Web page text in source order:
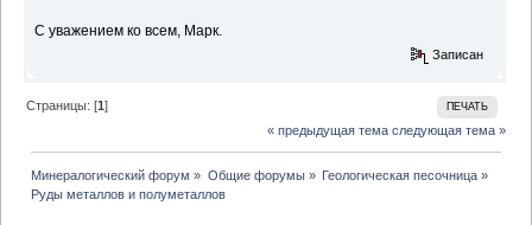
С уважением ко всем, Марк.
Записан
ПЕЧАТЬ
Страницы: [1]
« предыдущая тема следующая тема »
Минералогический форум » Общие форумы» Геологическая песочница»
Руды металлов и полуметаллов